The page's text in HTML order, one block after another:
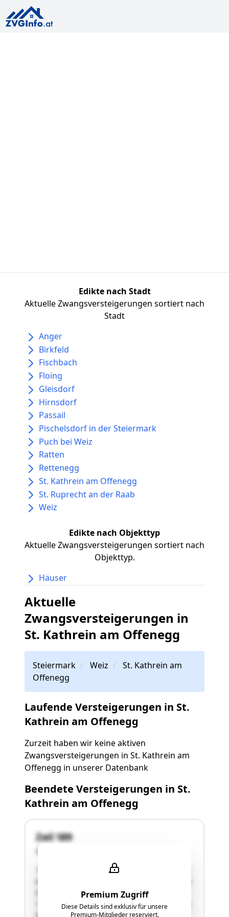
Edikte nach Stadt
Aktuelle Zwangsversteigerungen sortiert nach
Stadt
Anger
Birkfeld
Fischbach
Floing
Gleisdorf
Hirnsdorf
Passail
Pischelsdorf in der Steiermark
Puch bei Weiz
Ratten
Rettenegg
St. Kathrein am Offenegg
St. Ruprecht an der Raab
Weiz
Edikte nach Objekttyp
Aktuelle Zwangsversteigerungen sortiert nach
Objekttyp.
Häuser
Aktuelle
Zwangsversteigerungen in
St. Kathrein am Offenegg
Steiermark Weiz
St. Kathrein am
Offenegg
Laufende Versteigerungen in St.
Kathrein am Offenegg
Zurzeit haben wir keine aktiven
Zwangsversteigerungen in St. Kathrein am
Offenegg in unserer Datenbank
Beendete Versteigerungen in St.
Kathrein am Offenegg
Premium Zugriff
Diese Details sind exklusiv für unsere
Premium-Mitglieder reserviert.
Zeil 189
"Bezeichnung der Liegenschaft:Zeil 189, 8171 St.
Kathrein am Offenegg;Baufläche 185 m², Gärten
956 m², Gesamtfläche 1141 m²; Gst.Nr.
172/6;Hinsichtlich dem in CLNr 5a einverleibten